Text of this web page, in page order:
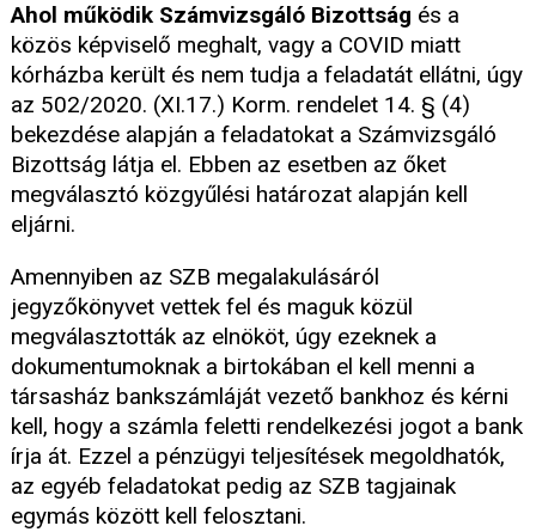
Ahol működik Számvizsgáló Bizottság és a
közös képviselő meghalt, vagy a COVID miatt
kórházba került és nem tudja a feladatát ellátni, úgy
az 502/2020. (XI.17.) Korm. rendelet 14. § (4)
bekezdése alapján a feladatokat a Számvizsgáló
Bizottság látja el. Ebben az esetben az őket
megválasztó közgyűlési határozat alapján kell
eljárni.
Amennyiben az SZB megalakulásáról
jegyzőkönyvet vettek fel és maguk közül
megválasztották az elnököt, úgy ezeknek a
dokumentumoknak a birtokában el kell menni a
társasház bankszámláját vezető bankhoz és kérni
kell, hogy a számla feletti rendelkezési jogot a bank
írja át. Ezzel a pénzügyi teljesítések megoldhatók,
az egyéb feladatokat pedig az SZB tagjainak
egymás között kell felosztani.